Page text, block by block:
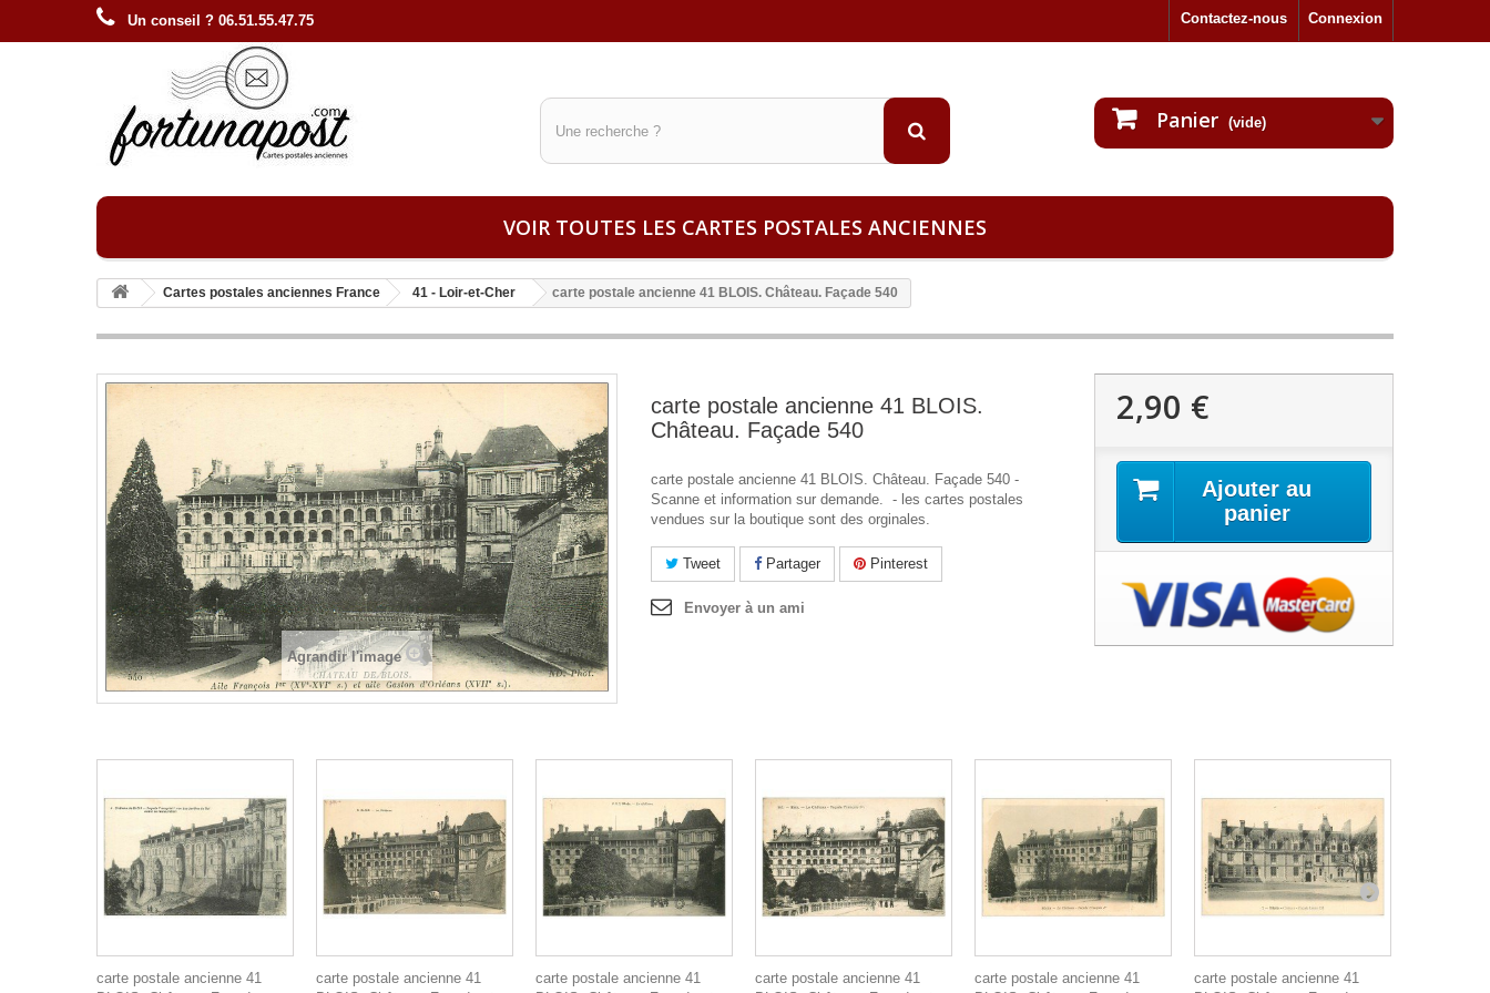
Connexion
Contactez-nous
Un conseil ? 06.51.55.47.75
Panier (vide)
VOIR TOUTES LES CARTES POSTALES ANCIENNES
Cartes postales anciennes France 41 - Loir-et-Cher carte postale ancienne 41 BLOIS. Château. Façade 540
Agrandir l'image
carte postale ancienne 41 BLOIS.
Château. Façade 540
carte postale ancienne 41 BLOIS. Château. Façade 540 -
Scanne et information sur demande. - les cartes postales
vendues sur la boutique sont des orginales.
Tweet Partager Pinterest
Envoyer à un ami
2,90 €
Ajouter au
panier
carte postale ancienne 41
carte postale ancienne 41
carte postale ancienne 41
carte postale ancienne 41
carte postale ancienne 41
carte postale ancienne 41